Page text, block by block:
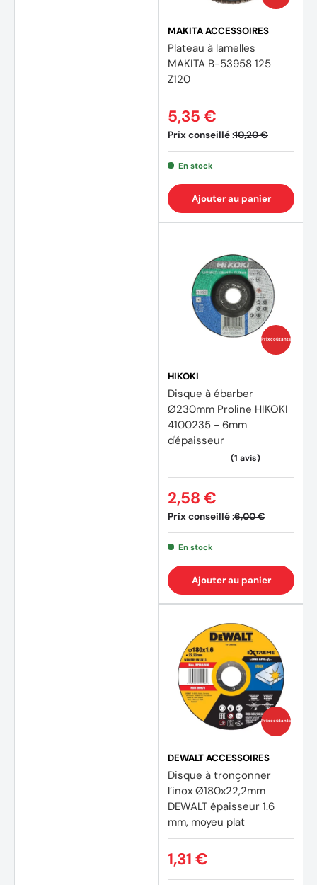
MAKITA ACCESSOIRES
Plateau à lamelles
MAKITA B-53958 125
Z120
Prix conseillé :10,20 €
5,35 €
En stock
Ajouter au panier
Prix coûtants
HIKOKI
Disque à ébarber
Ø230mm Proline HIKOKI
4100235 - 6mm
d'épaisseur
Prix conseillé :6,00 €
2,58 €
En stock
Ajouter au panier
Prix coûtants
DEWALT ACCESSOIRES
Disque à tronçonner
l’inox Ø180x22,2mm
DEWALT épaisseur 1.6
mm, moyeu plat
1,31 €